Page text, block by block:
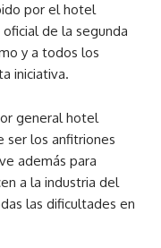
por el hotel
de la segunda
y a todos los
iniciativa.
general hotel
ser los anfitriones
además para
a la industria del
las dificultades en